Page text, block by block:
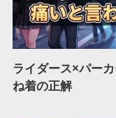
ライダース×パー
ね着の正解